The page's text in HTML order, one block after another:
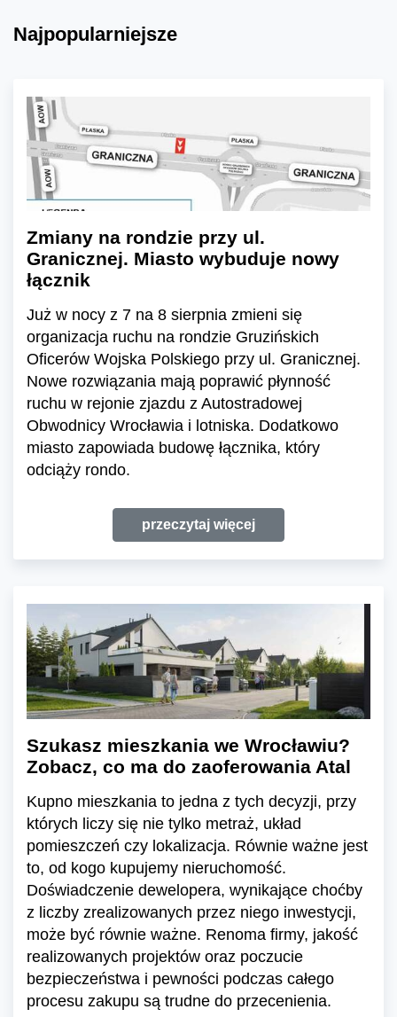
Najpopularniejsze
Zmiany na rondzie przy ul.
Granicznej. Miasto wybuduje nowy
łącznik
Już w nocy z 7 na 8 sierpnia zmieni się
organizacja ruchu na rondzie Gruzińskich
Oficerów Wojska Polskiego przy ul. Granicznej.
Nowe rozwiązania mają poprawić płynność
ruchu w rejonie zjazdu z Autostradowej
Obwodnicy Wrocławia i lotniska. Dodatkowo
miasto zapowiada budowę łącznika, który
odciąży rondo.
przeczytaj więcej
Szukasz mieszkania we Wrocławiu?
Zobacz, co ma do zaoferowania Atal
Kupno mieszkania to jedna z tych decyzji, przy
których liczy się nie tylko metraż, układ
pomieszczeń czy lokalizacja. Równie ważne jest
to, od kogo kupujemy nieruchomość.
Doświadczenie dewelopera, wynikające choćby
z liczby zrealizowanych przez niego inwestycji,
może być równie ważne. Renoma firmy, jakość
realizowanych projektów oraz poczucie
bezpieczeństwa i pewności podczas całego
procesu zakupu są trudne do przecenienia.